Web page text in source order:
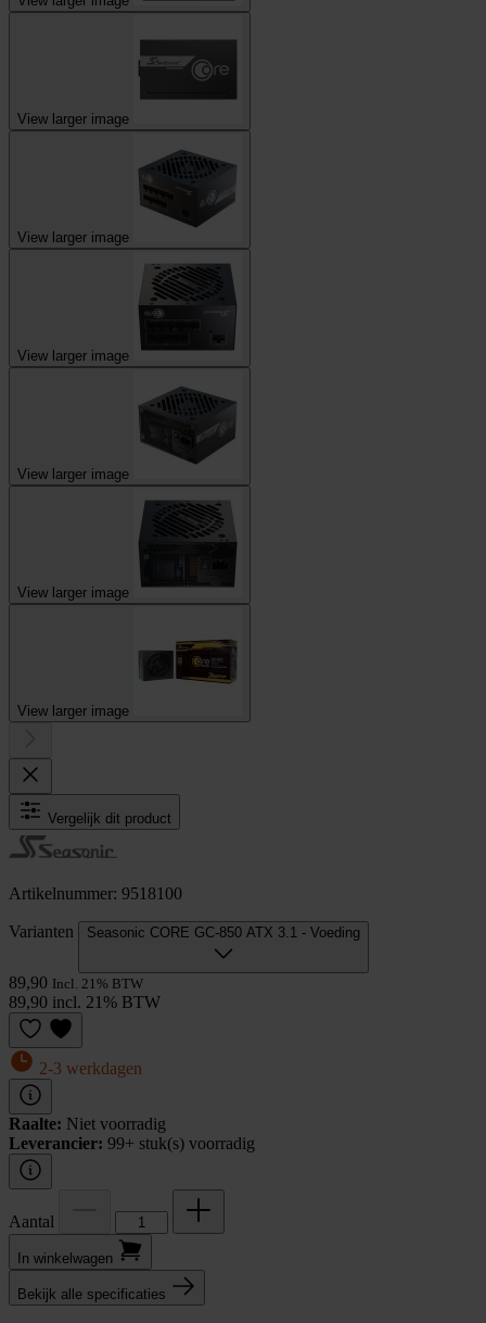
View larger image
View larger image
View larger image
View larger image
View larger image
View larger image
Vergelijk dit product
Artikelnummer: 9518100
Varianten Seasonic CORE GC-850 ATX 3.1 - Voeding
89,90 Incl. 21% BTW
89,90 incl. 21% BTW
2-3 werkdagen
Raalte: Niet voorradig
Leverancier: 99+ stuk(s) voorradig
Aantal
In winkel­wagen
Bekijk alle specificaties